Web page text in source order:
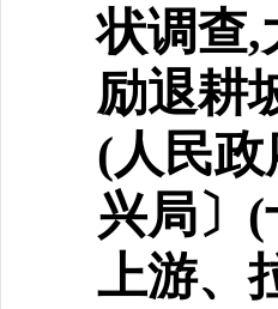
状调查,
励退耕
(人民
兴局〕
上游、